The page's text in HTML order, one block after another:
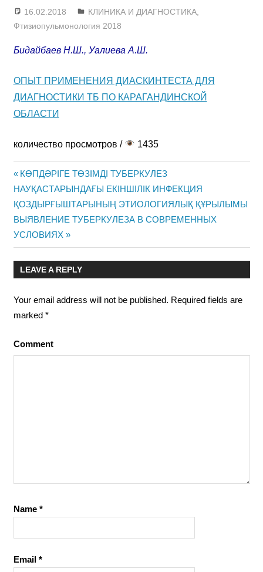
16.02.2018 admin
КЛИНИКА И ДИАГНОСТИКА
Фтизиопульмонология 2018
Бидайбаев Н.Ш., Уалиева А.Ш.
ОПЫТ ПРИМЕНЕНИЯ ДИАСКИНТЕСТА ДЛЯ
ДИАГНОСТИКИ ТБ ПО КАРАГАНДИНСКОЙ
ОБЛАСТИ
количество просмотров / 1435
Post
navigation
Previous
Post:
КӨПДƏРІГЕ ТӨЗІМДІ ТУБЕРКУЛЕЗ
НАУҚАСТАРЫНДАҒЫ ЕКІНШІЛІК ИНФЕКЦИЯ
ҚОЗДЫРҒЫШТАРЫНЫҢ ЭТИОЛОГИЯЛЫҚ ҚҰРЫЛЫМЫ
Next
Post:
ВЫЯВЛЕНИЕ ТУБЕРКУЛЕЗА В СОВРЕМЕННЫХ
УСЛОВИЯХ
LEAVE A REPLY
Your email address will not be published. Required fields are
marked *
Comment
Name *
Email *